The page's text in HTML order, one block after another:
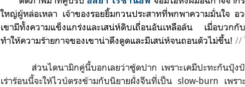
ใหญ่ผู้หล่อเหลา เจ้าของรอยยิ้มกวนประสาทที่พกพาความมั่นใจ อ
เขามีทั้งความแข็งแกร่งและเสน่ห์ดิบเถื่อนอันเหลือล้น เมื่อบวกกั
ทำให้ความร้ายกาจของเขาน่าดึงดูดและมีเสน่ห์จนถอนตัวไม่ขึ้น! //
ส่วนไดนามิกคู่นี้บอกเลยว่าซู้ดปาก เพราะเคมีปะทะกันปุ้งป้
เร่าร้อนนี้จะให้ไวบ์ตรงข้ามกับนิยายฝั่งจีนที่เป็น slow-burn เพร